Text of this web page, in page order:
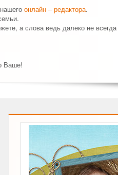
онлайн – редактора.
а слова ведь далеко не всегда
Ваше!